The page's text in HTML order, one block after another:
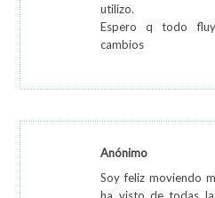
utilizo.
Espero q todo
cambios
Anónimo
Soy feliz moviendo
ha visto de todas